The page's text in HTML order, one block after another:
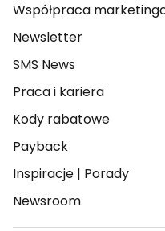
Współpraca
Newsletter
SMS News
Praca i kariera
Kody rabatowe
Payback
Inspiracje | Porady
Newsroom